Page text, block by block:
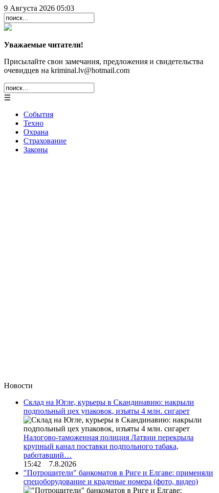
9 Августа 2026 05:03
Уважаемые читатели!
Присылайте свои замечания, предложения и свидетельства
очевидцев на kriminal.lv@hotmail.com
☰
События
Техно
Охрана
Страхование
Законы
Новости
Склад на Югле, курьеры в Скандинавию: накрыли
подпольный цех упаковок, изъяты 4 млн. сигарет
Налогово-таможенная полиция Латвии перекрыла
крупный канал поставки подпольного табака,
работавший…
15:42 7.8.2026
"Потрошители" банкоматов в Риге и Елгаве: применяли
спецоборудование и краденые номера (фото, видео)